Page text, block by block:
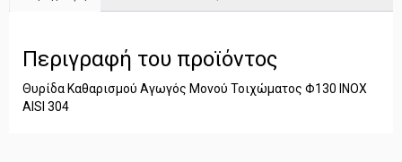
Περιγραφή του προϊόντος
Θυρίδα Καθαρισμού Αγωγός Μονού Τοιχώματος Φ130 ΙΝΟΧ
AISI 304